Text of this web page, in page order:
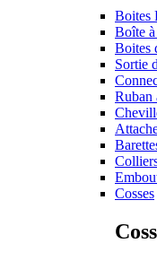
Boites
Boîte
Boites
Sortie
Ruban
Cosses